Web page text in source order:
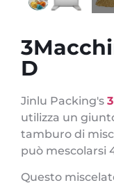
D
Jinlu Packing's
utilizza un
tamburo di
può mescolarsi
Questo